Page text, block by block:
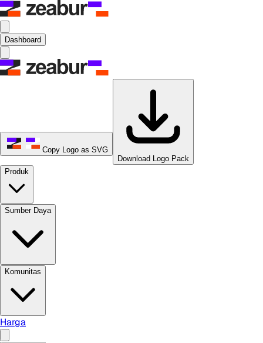
Dashboard
Copy Logo as SVG
Download Logo Pack
Produk
Sumber Daya
Komunitas
Harga